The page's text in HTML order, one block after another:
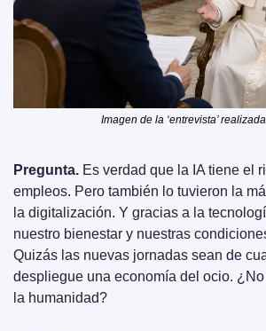
Imagen de la ‘entrevista’
Pregunta. Es verdad que la IA tiene el
empleos. Pero también lo tuvieron la
la digitalización. Y gracias a la
nuestro bienestar y nuestras
Quizás las nuevas jornadas sean de
despliegue una economía del ocio.
la humanidad?